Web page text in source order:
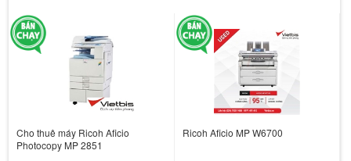
Cho thuê máy Ricoh Aficio
Photocopy MP 2851
Ricoh Aficio MP W6700